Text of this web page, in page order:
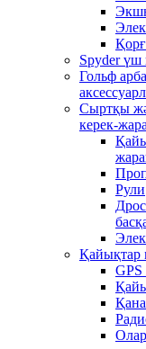
Spyder үш
Гольф
Сыртқы
керек-
Рули
Қайықтар
GPS